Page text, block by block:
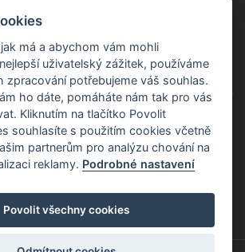
+420 777 850 465
má a abychom vám mohli
uživatelský zážitek, používáme
zpracování potřebujeme váš souhlas.
ho dáte, pomáháte nám tak pro vás
Kliknutím na tlačítko Povolit
souhlasíte s použitím cookies včetně
partnerům pro analýzu chování na
reklamy. Podrobné nastavení
Povolit všechny cookies